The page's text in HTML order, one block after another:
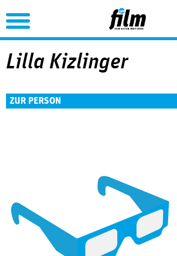
Jump to Navigation
Lilla Kizlinger
ZUR PERSON